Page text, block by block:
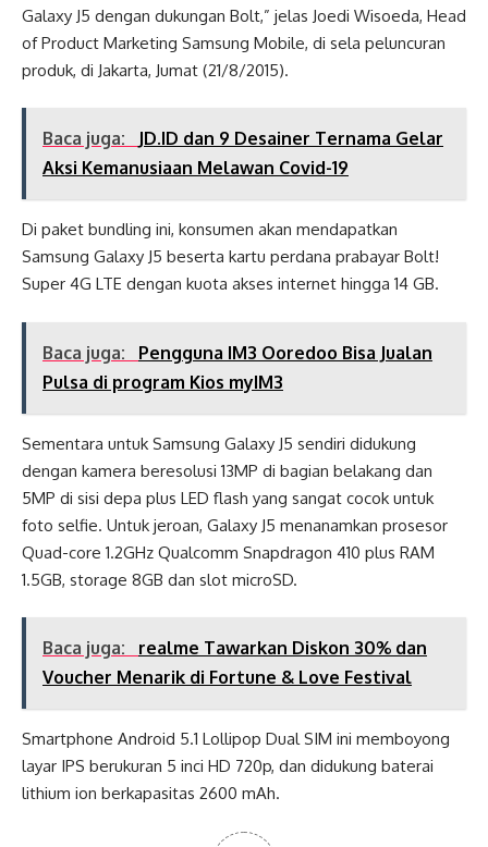
Galaxy J5 dengan dukungan Bolt,” jelas Joedi Wisoeda, Head
of Product Marketing Samsung Mobile, di sela peluncuran
produk, di Jakarta, Jumat (21/8/2015).
Baca juga:
JD.ID dan 9 Desainer Ternama Gelar
Aksi Kemanusiaan Melawan Covid-19
Di paket bundling ini, konsumen akan mendapatkan
Samsung Galaxy J5 beserta kartu perdana prabayar Bolt!
Super 4G LTE dengan kuota akses internet hingga 14 GB.
Baca juga:
Pengguna IM3 Ooredoo Bisa Jualan
Pulsa di program Kios myIM3
Sementara untuk Samsung Galaxy J5 sendiri didukung
dengan kamera beresolusi 13MP di bagian belakang dan
5MP di sisi depa plus LED flash yang sangat cocok untuk
foto selfie. Untuk jeroan, Galaxy J5 menanamkan prosesor
Quad-core 1.2GHz Qualcomm Snapdragon 410 plus RAM
1.5GB, storage 8GB dan slot microSD.
Baca juga:
realme Tawarkan Diskon 30% dan
Voucher Menarik di Fortune & Love Festival
Smartphone Android 5.1 Lollipop Dual SIM ini memboyong
layar IPS berukuran 5 inci HD 720p, dan didukung baterai
lithium ion berkapasitas 2600 mAh.